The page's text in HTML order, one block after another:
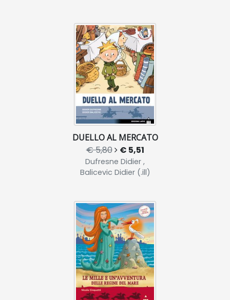
DUELLO AL MERCATO
€ 5,80 € 5,51
Dufresne Didier ,
Balicevic Didier (.ill)